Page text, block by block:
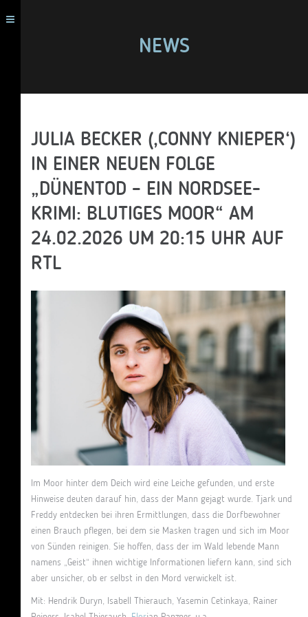
NEWS
JULIA BECKER (‚CONNY KNIEPER‘)
IN EINER NEUEN FOLGE
„DÜNENTOD – EIN NORDSEE-
KRIMI: BLUTIGES MOOR“ AM
24.02.2026 UM 20:15 UHR AUF
RTL
Im Moor hinter dem Deich wird eine Leiche gefunden, und erste
Hinweise deuten darauf hin, dass der Mann gejagt wurde. Tjark und
Freddy entdecken bei ihren Ermittlungen, dass die Dorfbewohner
einen Brauch pflegen, bei dem sie Masken tragen und sich im Moor
von Sünden reinigen. Sie hoffen, dass der im Wald lebende Mann
namens „Geist“ ihnen wichtige Informationen liefern kann, sind sich
aber unsicher, ob er selbst in den Mord verwickelt ist.
Mit: Hendrik Duryn, Isabell Thierauch, Yasemin Cetinkaya, Rainer